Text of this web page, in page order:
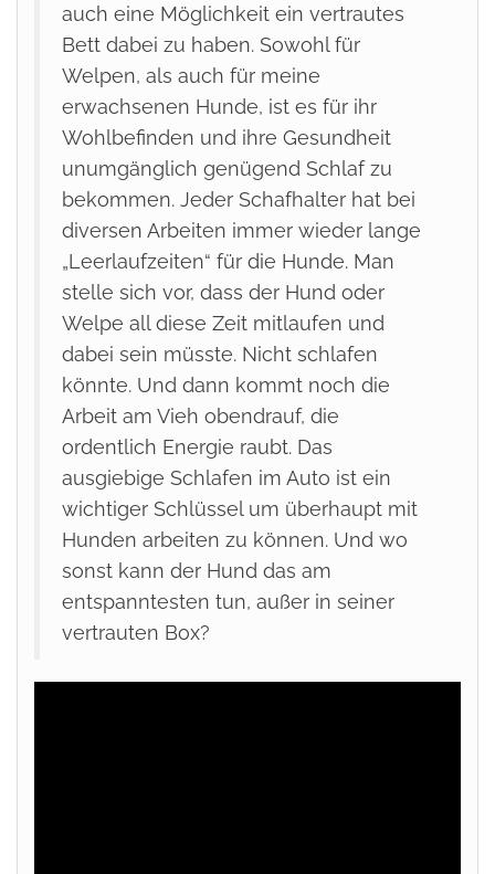
auch eine Möglichkeit ein vertrautes
Bett dabei zu haben. Sowohl für
Welpen, als auch für meine
erwachsenen Hunde, ist es für ihr
Wohlbefinden und ihre Gesundheit
unumgänglich genügend Schlaf zu
bekommen. Jeder Schafhalter hat bei
diversen Arbeiten immer wieder lange
„Leerlaufzeiten“ für die Hunde. Man
stelle sich vor, dass der Hund oder
Welpe all diese Zeit mitlaufen und
dabei sein müsste. Nicht schlafen
könnte. Und dann kommt noch die
Arbeit am Vieh obendrauf, die
ordentlich Energie raubt. Das
ausgiebige Schlafen im Auto ist ein
wichtiger Schlüssel um überhaupt mit
Hunden arbeiten zu können. Und wo
sonst kann der Hund das am
entspanntesten tun, außer in seiner
vertrauten Box?